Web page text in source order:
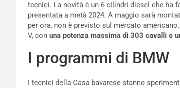
tecnici. La novità è un 6 cilindri diesel che ha
presentata a metà 2024. A maggio sarà
per ora, non è previsto sul mercato
V, con una potenza massima di 303 cavalli e
I programmi di BMW
I tecnici della Casa bavarese stanno